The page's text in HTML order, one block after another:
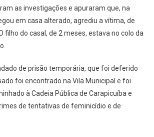
E
O
Filho
Meses
Em
as investigações e apuraram que, na
em casa alterado, agrediu a vítima, de
filho do casal, de 2 meses, estava no colo da
de prisão temporária, que foi deferido
foi encontrado na Vila Municipal e foi
à Cadeia Pública de Carapicuíba e
de tentativas de feminicídio e de